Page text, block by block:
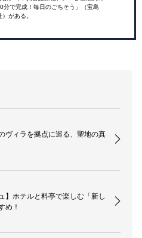
分で完成！毎日のごちそう」（宝島
）がある。
ヴィラを拠点に巡る、聖地の真
】ホテルと料亭で楽しむ「新し
め！